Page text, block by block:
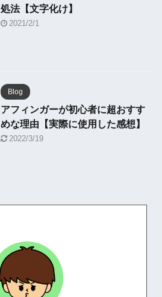
処法【文字化け】
2021/2/1
Blog
アフィンガーが初心者に超おすす
めな理由【実際に使用した感想】
2022/3/19